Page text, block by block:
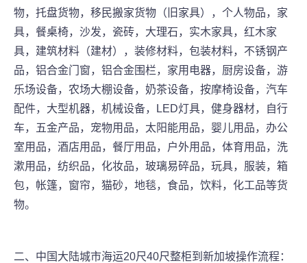
物，托盘货物，移民搬家货物（旧家具），个人物品，家
具，餐桌椅，沙发，瓷砖，大理石，实木家具，红木家
具，建筑材料（建材），装修材料，包装材料，不锈钢产
品，铝合金门窗，铝合金围栏，家用电器，厨房设备，游
乐场设备，农场大棚设备，奶茶设备，按摩椅设备，汽车
配件，大型机器，机械设备，LED灯具，健身器材，自行
车，五金产品，宠物用品，太阳能用品，婴儿用品，办公
室用品，酒店用品，餐厅用品，户外用品，体育用品，洗
漱用品，纺织品，化妆品，玻璃易碎品，玩具，服装，箱
包，帐篷，窗帘，猫砂，地毯，食品，饮料，化工品等货
物。
二、中国大陆城市海运20尺40尺整柜到新加坡操作流程：